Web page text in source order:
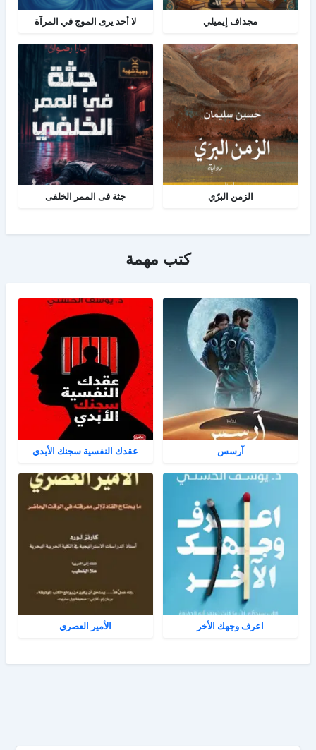
مجداف إيميلي لا أحد يرى الموج في المرآة
الزمن البرّي جثة فى الممر الخلفى
كتب مهمة
آرسس عقدك النفسية سجنك الأبدي
اعرف وجهك الأخر الأمير العصري